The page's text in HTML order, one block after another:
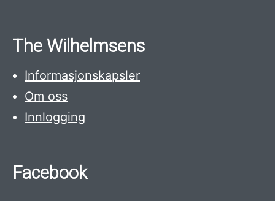
The Wilhelmsens
Informasjonskapsler
Om oss
Innlogging
Facebook